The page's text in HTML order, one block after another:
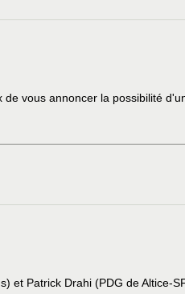
vous annoncer la possibilité
et Patrick Drahi (PDG de Altice-